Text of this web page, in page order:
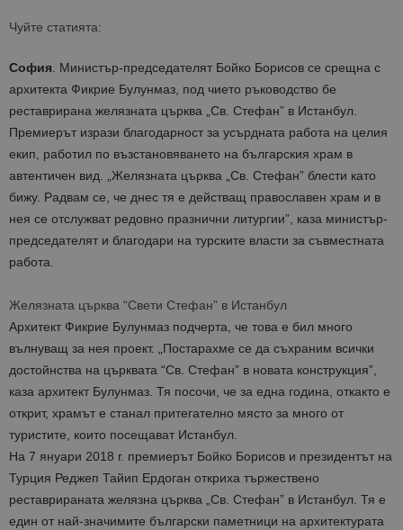
Чуйте статията:
София. Министър-председателят Бойко Борисов се срещна с
архитекта Фикрие Булунмаз, под чието ръководство бе
реставрирана желязната църква „Св. Стефан” в Истанбул.
Премиерът изрази благодарност за усърдната работа на целия
екип, работил по възстановяването на българския храм в
автентичен вид. „Желязната църква „Св. Стефан” блести като
бижу. Радвам се, че днес тя е действащ православен храм и в
нея се отслужват редовно празнични литургии”, каза министър-
председателят и благодари на турските власти за съвместната
работа.
Желязната църква “Свети Стефан” в Истанбул
Архитект Фикрие Булунмаз подчерта, че това е бил много
вълнуващ за нея проект. „Постарахме се да съхраним всички
достойнства на църквата “Св. Стефан” в новата конструкция”,
каза архитект Булунмаз. Тя посочи, че за една година, откакто е
открит, храмът е станал притегателно място за много от
туристите, които посещават Истанбул.
На 7 януари 2018 г. премиерът Бойко Борисов и президентът на
Турция Реджеп Тайип Ердоган откриха тържествено
реставрираната желязна църква „Св. Стефан” в Истанбул. Тя е
един от най-значимите български паметници на архитектурата